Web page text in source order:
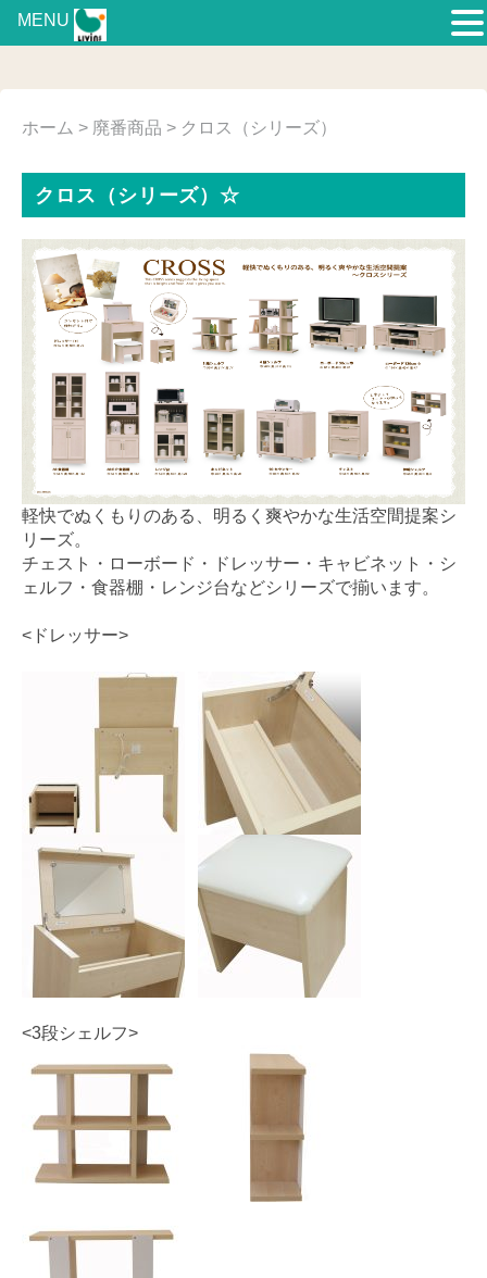
ホーム > 廃番商品 > クロス（シリーズ）
クロス（シリーズ）☆
軽快でぬくもりのある、明るく爽やかな生活空間提案シ
リーズ。
チェスト・ローボード・ドレッサー・キャビネット・シ
ェルフ・食器棚・レンジ台などシリーズで揃います。
<ドレッサー>
<3段シェルフ>
MENU